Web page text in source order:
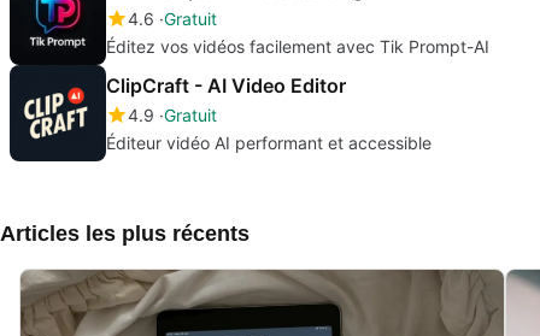
4.6 Gratuit
Éditez vos vidéos facilement avec Tik Prompt-AI
ClipCraft - AI Video Editor
4.9 Gratuit
Éditeur vidéo AI performant et accessible
Articles les plus récents